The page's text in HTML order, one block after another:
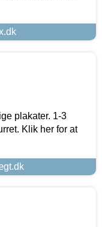
plakater. 1-3
Klik her for at